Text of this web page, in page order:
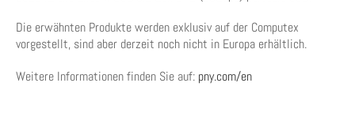
Die erwähnten Produkte werden exklusiv auf der Computex
vorgestellt, sind aber derzeit noch nicht in Europa erhältlich.
Weitere Informationen finden Sie auf: pny.com/en